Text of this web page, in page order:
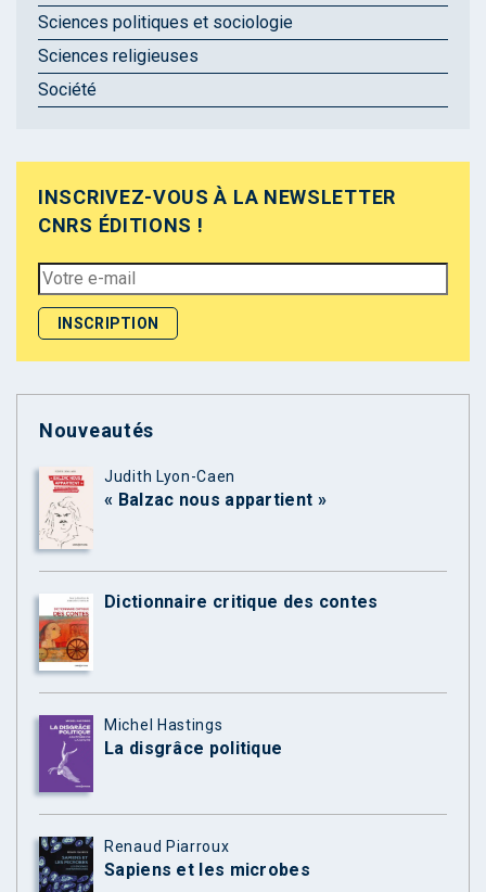
Sciences politiques et sociologie
Sciences religieuses
Société
INSCRIVEZ-VOUS À LA NEWSLETTER
CNRS ÉDITIONS !
Nouveautés
Judith Lyon-Caen
« Balzac nous appartient »
Dictionnaire critique des contes
Michel Hastings
La disgrâce politique
Renaud Piarroux
Sapiens et les microbes